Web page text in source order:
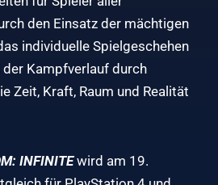
den Einsatz der mächtigen
individuelle Spielgeschehen
Kampfverlauf durch
Zeit, Kraft, Raum und Realität
INFINITEwird am 19.